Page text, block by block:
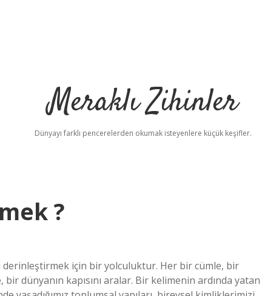
Meraklı Zihinler
Dünyayı farklı pencerelerden okumak isteyenlere küçük keşifler.
?
için bir yolculuktur. Her bir cümle, bir
dünyanın kapısını aralar. Bir kelimenin ardında yatan